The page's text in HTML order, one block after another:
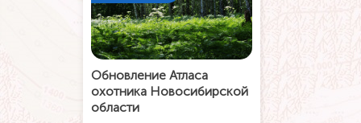
Обновление Атласа
охотника Новосибирской
области